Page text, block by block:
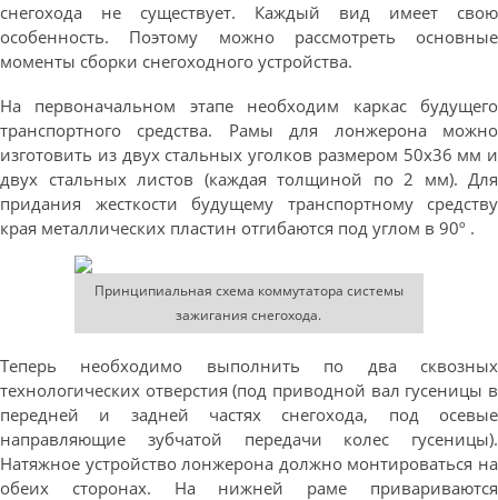
снегохода не существует. Каждый вид имеет свою
особенность. Поэтому можно рассмотреть основные
моменты сборки снегоходного устройства.
На первоначальном этапе необходим каркас будущего
транспортного средства. Рамы для лонжерона можно
изготовить из двух стальных уголков размером 50х36 мм и
двух стальных листов (каждая толщиной по 2 мм). Для
придания жесткости будущему транспортному средству
края металлических пластин отгибаются под углом в 90º .
Принципиальная схема коммутатора системы
зажигания снегохода.
Теперь необходимо выполнить по два сквозных
технологических отверстия (под приводной вал гусеницы в
передней и задней частях снегохода, под осевые
направляющие зубчатой передачи колес гусеницы).
Натяжное устройство лонжерона должно монтироваться на
обеих сторонах. На нижней раме привариваются